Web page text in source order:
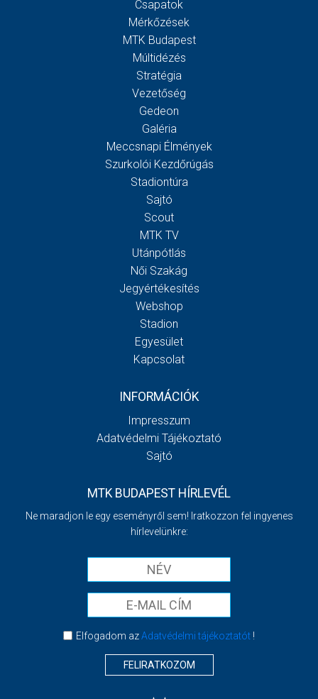
Csapatok
Mérkőzések
MTK Budapest
Múltidézés
Stratégia
Vezetőség
Gedeon
Galéria
Meccsnapi Élmények
Szurkolói Kezdőrúgás
Stadiontúra
Sajtó
Scout
MTK TV
Utánpótlás
Női Szakág
Jegyértékesítés
Webshop
Stadion
Egyesület
Kapcsolat
INFORMÁCIÓK
Impresszum
Adatvédelmi Tájékoztató
Sajtó
MTK BUDAPEST HÍRLEVÉL
Ne maradjon le egy eseményről sem! Iratkozzon fel ingyenes
hírlevelünkre:
Elfogadom azAdatvédelmi tájékoztatót!
FELIRATKOZOM